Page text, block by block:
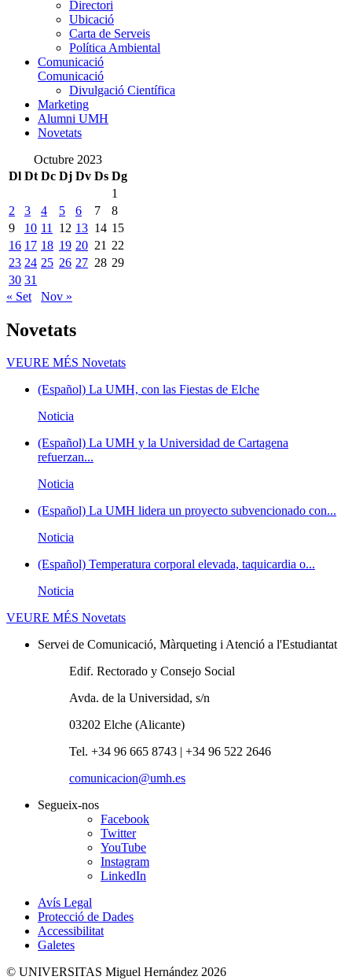
Directori
Ubicació
Carta de Serveis
Política Ambiental
Comunicació
Comunicació
Divulgació Científica
Marketing
Alumni UMH
Novetats
Octubre 2023
Dl Dt Dc Dj Dv Ds Dg
1
2
3 4 5 6 7
8
9
10 11 12 13 14 15
16 17 18 19 20 21 22
23 24 25 26 27 28 29
30 31
« Set
Nov »
Novetats
VEURE MÉS Novetats
(Español) La UMH, con las Fiestas de Elche
Noticia
(Español) La UMH y la Universidad de Cartagena
refuerzan...
Noticia
(Español) La UMH lidera un proyecto subvencionado con...
Noticia
(Español) Temperatura corporal elevada, taquicardia o...
Noticia
VEURE MÉS Novetats
Servei de Comunicació, Màrqueting i Atenció a l'Estudiantat
Edif. Rectorado y Consejo Social
Avda. de la Universidad, s/n
03202 Elche (Alicante)
Tel. +34 96 665 8743 | +34 96 522 2646
comunicacion@umh.es
Segueix-nos
Facebook
Twitter
YouTube
Instagram
LinkedIn
Avís Legal
Protecció de Dades
Accessibilitat
Galetes
© UNIVERSITAS Miguel Hernández 2026